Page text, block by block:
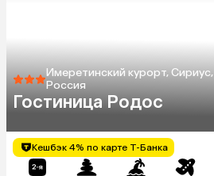
Имеретинский курорт, Сириус,
Россия
Гостиница Родос
Кешбэк 4% по карте Т-Банка